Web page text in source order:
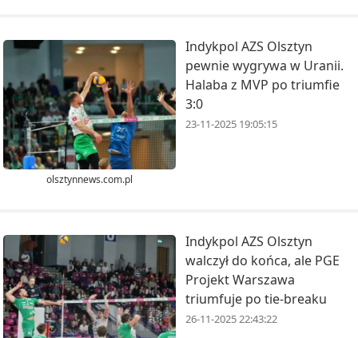
olsztynnews.com.pl
Indykpol AZS Olsztyn
pewnie wygrywa w Uranii.
Halaba z MVP po triumfie
3:0
23-11-2025 19:05:15
Indykpol AZS Olsztyn
walczył do końca, ale PGE
Projekt Warszawa
triumfuje po tie-breaku
26-11-2025 22:43:22